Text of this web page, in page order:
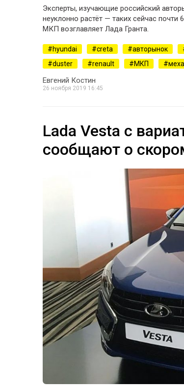
Эксперты, изучающие российский
неуклонно растёт — таких сейчас
МКП возглавляет Лада Гранта.
hyundai creta авторынок
duster
renault МКП
Евгений Костин
26 ноября 2019 16:45
Lada Vesta с
сообщают о